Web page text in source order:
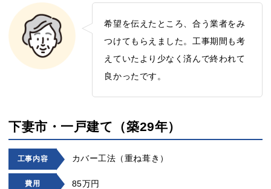
希望を伝えたところ、合う業者をみ
つけてもらえました。工事期間も考
えていたより少なく済んで終われて
良かったです。
下妻市・一戸建て（築29年）
工事内容 カバー工法（重ね葺き）
費用 85万円